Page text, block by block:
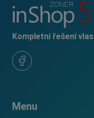
Kompletní řešení
Menu